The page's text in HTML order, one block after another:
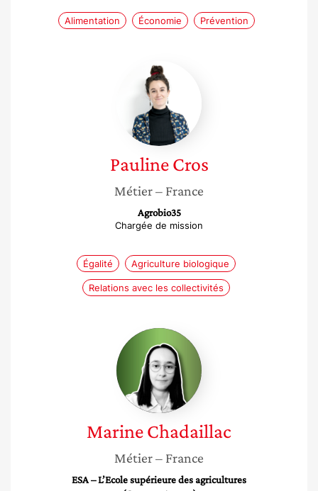
Alimentation Économie Prévention
Pauline
Cros
Pauline Cros
Métier– France
Agrobio35
Chargée de mission
Égalité Agriculture biologique
Relations avec les collectivités
Marine
Chadaillac
MarineChadaillac
Métier– France
ESA – L’Ecole supérieure des agricultures